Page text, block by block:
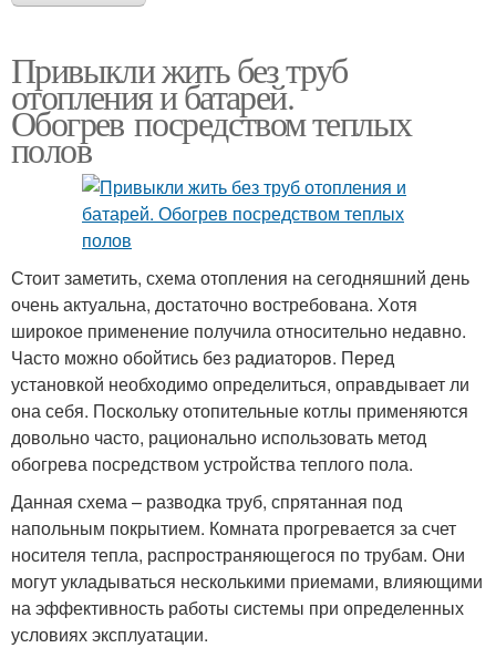
Привыкли жить без труб
отопления и батарей.
Обогрев посредством теплых
полов
Стоит заметить, схема отопления на сегодняшний день
очень актуальна, достаточно востребована. Хотя
широкое применение получила относительно недавно.
Часто можно обойтись без радиаторов. Перед
установкой необходимо определиться, оправдывает ли
она себя. Поскольку отопительные котлы применяются
довольно часто, рационально использовать метод
обогрева посредством устройства теплого пола.
Данная схема – разводка труб, спрятанная под
напольным покрытием. Комната прогревается за счет
носителя тепла, распространяющегося по трубам. Они
могут укладываться несколькими приемами, влияющими
на эффективность работы системы при определенных
условиях эксплуатации.